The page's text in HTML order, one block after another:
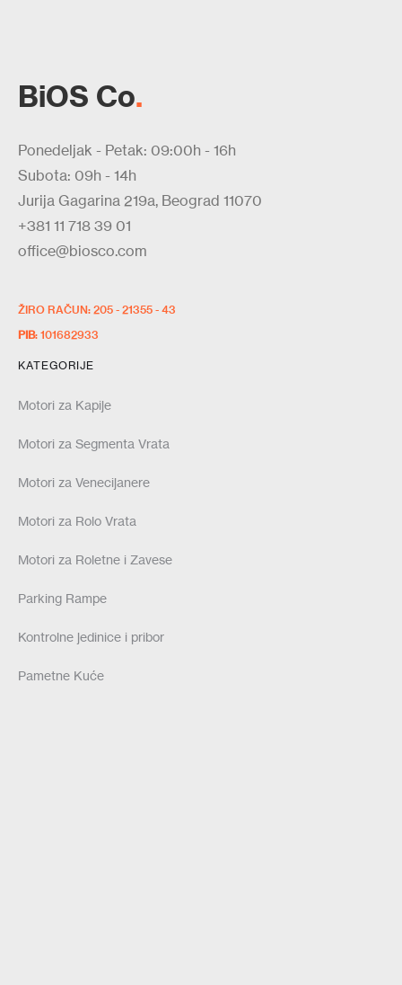
BiOS Co.
Ponedeljak - Petak: 09:00h - 16h
Subota: 09h - 14h
Jurija Gagarina 219a, Beograd 11070
+381 11 718 39 01
office@biosco.com
ŽIRO RAČUN: 205 - 21355 - 43
PIB: 101682933
KATEGORIJE
Motori za Kapije
Motori za Segmenta Vrata
Motori za Venecijanere
Motori za Rolo Vrata
Motori za Roletne i Zavese
Parking Rampe
Kontrolne jedinice i pribor
Pametne Kuće